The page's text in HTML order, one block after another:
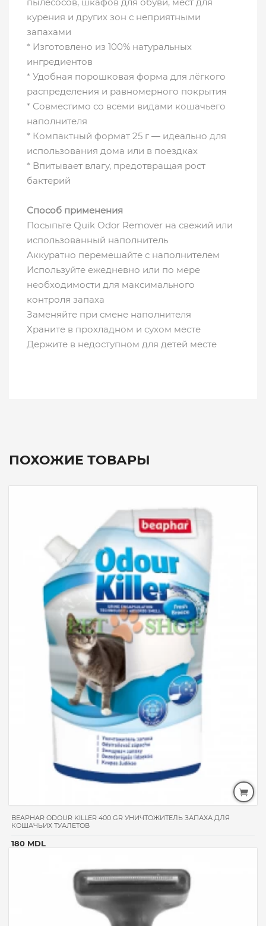
курения и других зон с неприятными
запахами
* Изготовлено из 100% натуральных
ингредиентов
* Удобная порошковая форма для лёгкого
распределения и равномерного покрытия
* Совместимо со всеми видами кошачьего
наполнителя
* Компактный формат 25 г — идеально для
использования дома или в поездках
* Впитывает влагу, предотвращая рост
бактерий
Способ применения
Посыпьте Quik Odor Remover на свежий или
использованный наполнитель
Аккуратно перемешайте с наполнителем
Используйте ежедневно или по мере
необходимости для максимального
контроля запаха
Заменяйте при смене наполнителя
Храните в прохладном и сухом месте
Держите в недоступном для детей месте
ПОХОЖИЕ ТОВАРЫ
BEAPHAR ODOUR KILLER 400 GR УНИЧТОЖИТЕЛЬ ЗАПАХА ДЛЯ
КОШАЧЬИХ ТУАЛЕТОВ
180 MDL